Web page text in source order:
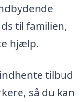
til familien,
hjælp.
tilbud
så du kan